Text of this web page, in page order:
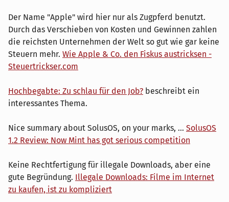
Der Name "Apple" wird hier nur als Zugpferd benutzt.
Durch das Verschieben von Kosten und Gewinnen zahlen
die reichsten Unternehmen der Welt so gut wie gar keine
Steuern mehr. Wie Apple & Co. den Fiskus austricksen -
Steuertrickser.com
Hochbegabte: Zu schlau für den Job? beschreibt ein
interessantes Thema.
Nice summary about SolusOS, on your marks, ... SolusOS
1.2 Review: Now Mint has got serious competition
Keine Rechtfertigung für illegale Downloads, aber eine
gute Begründung. Illegale Downloads: Filme im Internet
zu kaufen, ist zu kompliziert